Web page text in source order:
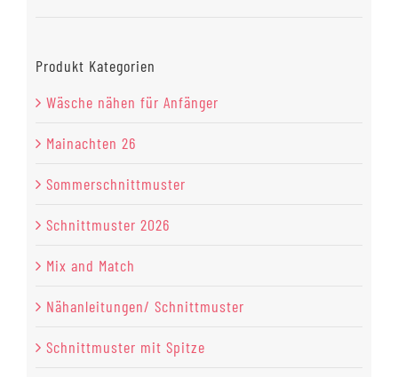
Produkt Kategorien
Wäsche nähen für Anfänger
Mainachten 26
Sommerschnittmuster
Schnittmuster 2026
Mix and Match
Nähanleitungen/ Schnittmuster
Schnittmuster mit Spitze